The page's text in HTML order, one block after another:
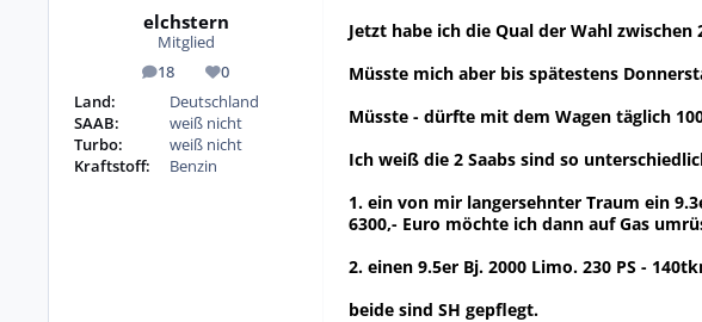
elchstern
Mitglied
18
Beiträge 0
Reputation
Land:
Deutschland
SAAB:
weiß nicht
Turbo:
weiß nicht
Kraftstoff:
Benzin
Jetzt habe ich die Qual der Wahl zwischen
Müsste mich aber bis spätestens
Müsste - dürfte mit dem Wagen täglich
Ich weiß die 2 Saabs sind so
1. ein von mir langersehnter Traum ein
6300,- Euro möchte ich dann auf Gas
2. einen 9.5er Bj. 2000 Limo. 230 PS -
beide sind SH gepflegt.